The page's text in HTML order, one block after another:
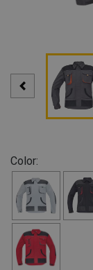
Color: